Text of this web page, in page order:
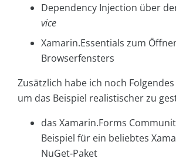
Dependency Injection über
vice
Xamarin.Essentials zum
Browserfensters
Zusätzlich habe ich noch
um das Beispiel realistischer zu
das Xamarin.Forms
Beispiel für ein beliebtes
NuGet-Paket